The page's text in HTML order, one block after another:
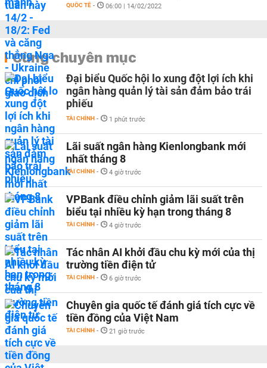
QUỐC TẾ - 06:00 | 14/02/2022
Cùng chuyên mục
Đại biểu Quốc hội lo xung đột lợi ích khi
ngân hàng quản lý tài sản đảm bảo trái
phiếu
TÀI CHÍNH - 1 phút trước
Lãi suất ngân hàng Kienlongbank mới
nhất tháng 8
TÀI CHÍNH - 4 giờ trước
VPBank điều chỉnh giảm lãi suất trên
biểu tại nhiều kỳ hạn trong tháng 8
TÀI CHÍNH - 4 giờ trước
Tác nhân AI khởi đầu chu kỳ mới của thị
trường tiền điện tử
TÀI CHÍNH - 6 giờ trước
Chuyên gia quốc tế đánh giá tích cực về
tiền đồng của Việt Nam
TÀI CHÍNH - 21 giờ trước